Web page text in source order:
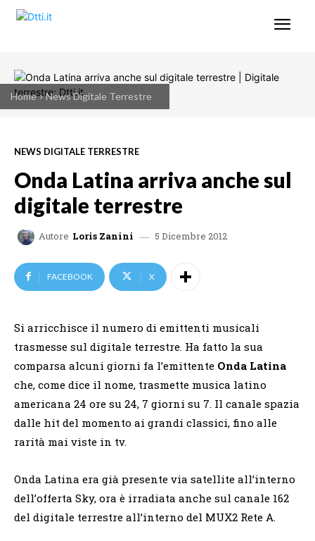
Home News Digitale Terrestre
NEWS DIGITALE TERRESTRE
Onda Latina arriva anche sul
digitale terrestre
Autore Loris Zanini 5 Dicembre 2012
FACEBOOK X
Si arricchisce il numero di emittenti musicali
trasmesse sul digitale terrestre. Ha fatto la sua
comparsa alcuni giorni fa l’emittente Onda Latina
che, come dice il nome, trasmette musica latino
americana 24 ore su 24, 7 giorni su 7. Il canale spazia
dalle hit del momento ai grandi classici, fino alle
rarità mai viste in tv.
Onda Latina era già presente via satellite all’interno
dell’offerta Sky, ora è irradiata anche sul canale 162
del digitale terrestre all’interno del MUX2 Rete A.